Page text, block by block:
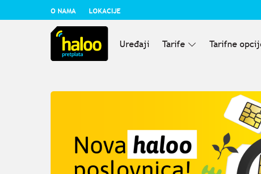
O NAMA LOKACIJE
Uređaji Tarife Tarifne